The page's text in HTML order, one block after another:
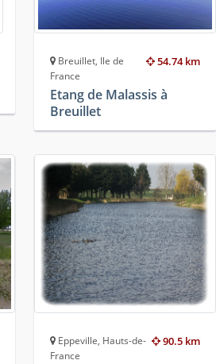
54.74 km
Breuillet, Ile de
France
Etang de Malassis à
Breuillet
90.5 km
Eppeville, Hauts-de-
France